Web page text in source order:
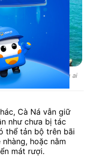
tuyệt đối cho những ai
Cà Ná vẫn giữ
như chưa bị tác
thể tản bộ trên bãi
hoặc nằm
mát rượi.